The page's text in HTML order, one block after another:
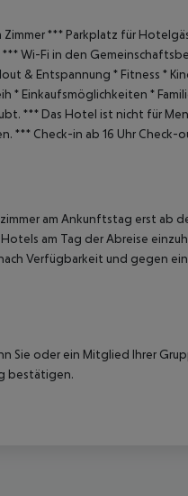
Zimmer*** Parkplatz für
***Wi-Fi in den
& Entspannung * Fitness *
* Einkaufsmöglichkeiten *
*** Das Hotel ist nicht für
*** Check-in ab 16 Uhr Check-
am Ankunftstag erst ab
am Tag der Abreise
Verfügbarkeit und gegen
Sie oder ein Mitglied Ihrer
bestätigen.